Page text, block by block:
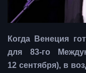
Когда Венеция
для 83‑го
12 сентября), в